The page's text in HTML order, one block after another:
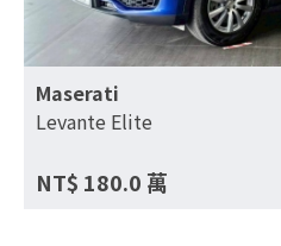
Maserati
Levante Elite
NT$ 180.0 萬